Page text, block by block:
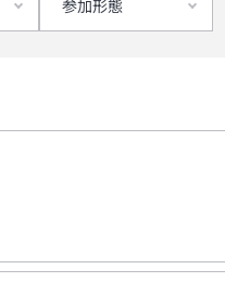
参加形態